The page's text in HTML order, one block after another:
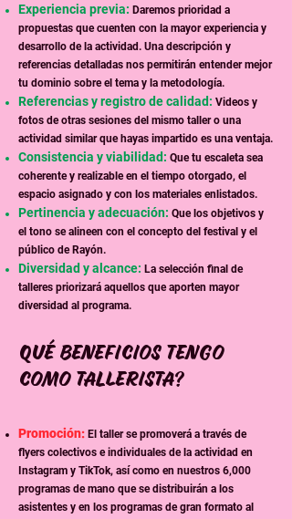
Experiencia previa: Daremos prioridad a
propuestas que cuenten con la mayor experiencia y
desarrollo de la actividad. Una descripción y
referencias detalladas nos permitirán entender mejor
tu dominio sobre el tema y la metodología.
Referencias y registro de calidad: Videos y
fotos de otras sesiones del mismo taller o una
actividad similar que hayas impartido es una ventaja.
Consistencia y viabilidad: Que tu escaleta sea
coherente y realizable en el tiempo otorgado, el
espacio asignado y con los materiales enlistados.
Pertinencia y adecuación: Que los objetivos y
el tono se alineen con el concepto del festival y el
público de Rayón.
Diversidad y alcance: La selección final de
talleres priorizará aquellos que aporten mayor
diversidad al programa.
Qué beneficios tengo
como tallerista?
Promoción: El taller se promoverá a través de
flyers colectivos e individuales de la actividad en
Instagram y TikTok, así como en nuestros 6,000
programas de mano que se distribuirán a los
asistentes y en los programas de gran formato al